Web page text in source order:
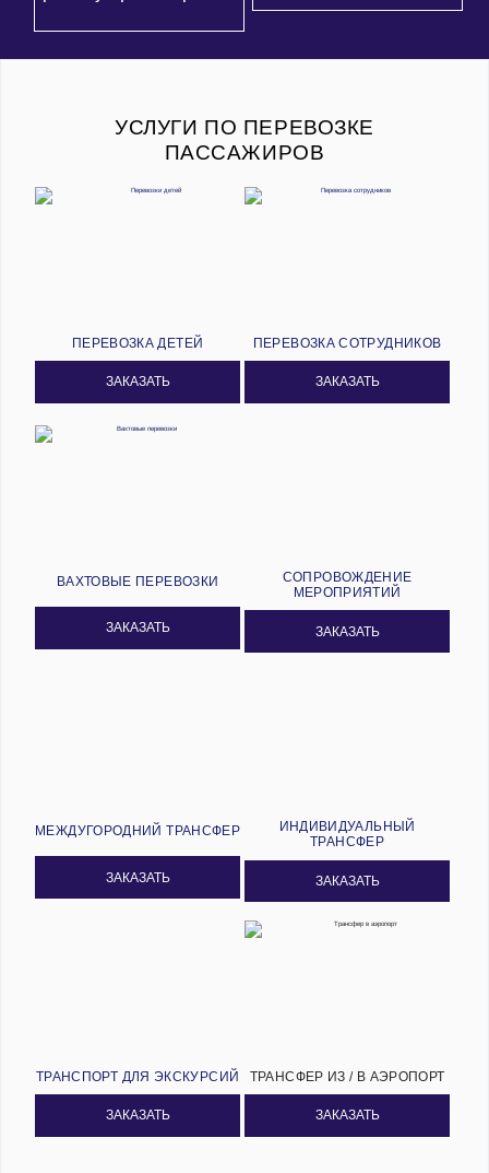
УСЛУГИ ПО ПЕРЕВОЗКЕ
ПАССАЖИРОВ
ПЕРЕВОЗКА ДЕТЕЙ
ЗАКАЗАТЬ
ПЕРЕВОЗКА СОТРУДНИКОВ
ЗАКАЗАТЬ
ВАХТОВЫЕ ПЕРЕВОЗКИ
ЗАКАЗАТЬ
СОПРОВОЖДЕНИЕ
МЕРОПРИЯТИЙ
ЗАКАЗАТЬ
МЕЖДУГОРОДНИЙ ТРАНСФЕР
ЗАКАЗАТЬ
ИНДИВИДУАЛЬНЫЙ
ТРАНСФЕР
ЗАКАЗАТЬ
ТРАНСПОРТ ДЛЯ ЭКСКУРСИЙ
ЗАКАЗАТЬ
ТРАНСФЕР ИЗ / В АЭРОПОРТ
ЗАКАЗАТЬ